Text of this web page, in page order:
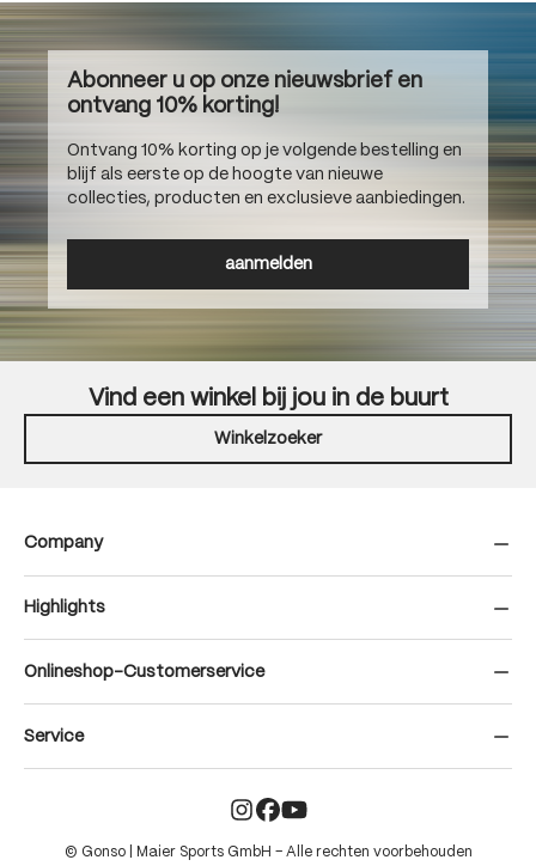
Abonneer u op onze nieuwsbrief en
ontvang 10% korting!
Ontvang 10% korting op je volgende bestelling en
blijf als eerste op de hoogte van nieuwe
collecties, producten en exclusieve aanbiedingen.
aanmelden
Vind een winkel bij jou in de buurt
Winkelzoeker
Company
Highlights
Onlineshop-Customerservice
Service
© Gonso | Maier Sports GmbH – Alle rechten voorbehouden